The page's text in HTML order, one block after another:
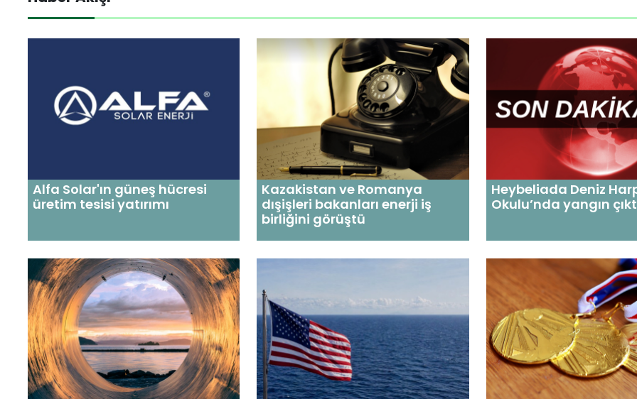
Alfa Solar'ın güneş hücresi
üretim tesisi yatırımı
Kazakistan ve Romanya
dışişleri bakanları enerji iş
birliğini görüştü
Heybeliada Deniz
Okulu’nda yangın